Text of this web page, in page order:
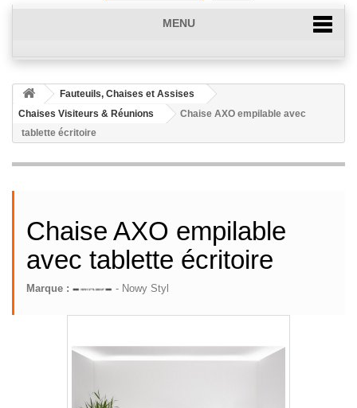
MENU
Fauteuils, Chaises et Assises
Chaises Visiteurs & Réunions
Chaise AXO empilable avec
tablette écritoire
Chaise AXO empilable
avec tablette écritoire
Marque : - Nowy Styl